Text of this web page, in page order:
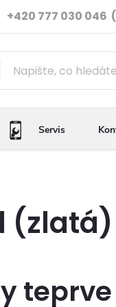
+420 777 030 046
Ověřené iPhony
Servis
(zlatá)